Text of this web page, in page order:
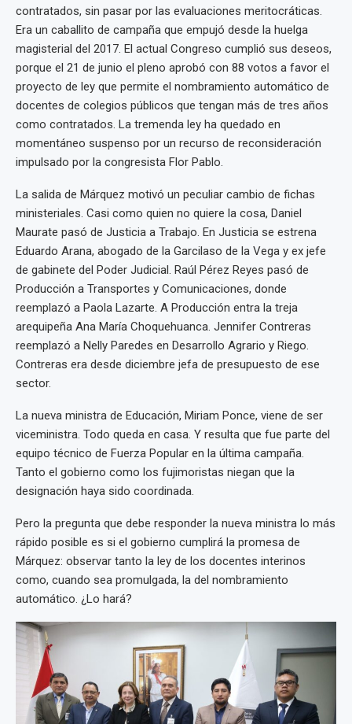
contratados, sin pasar por las evaluaciones meritocráticas.
Era un caballito de campaña que empujó desde la huelga
magisterial del 2017. El actual Congreso cumplió sus deseos,
porque el 21 de junio el pleno aprobó con 88 votos a favor el
proyecto de ley que permite el nombramiento automático de
docentes de colegios públicos que tengan más de tres años
como contratados. La tremenda ley ha quedado en
momentáneo suspenso por un recurso de reconsideración
impulsado por la congresista Flor Pablo.
La salida de Márquez motivó un peculiar cambio de fichas
ministeriales. Casi como quien no quiere la cosa, Daniel
Maurate pasó de Justicia a Trabajo. En Justicia se estrena
Eduardo Arana, abogado de la Garcilaso de la Vega y ex jefe
de gabinete del Poder Judicial. Raúl Pérez Reyes pasó de
Producción a Transportes y Comunicaciones, donde
reemplazó a Paola Lazarte. A Producción entra la treja
arequipeña Ana María Choquehuanca. Jennifer Contreras
reemplazó a Nelly Paredes en Desarrollo Agrario y Riego.
Contreras era desde diciembre jefa de presupuesto de ese
sector.
La nueva ministra de Educación, Miriam Ponce, viene de ser
viceministra. Todo queda en casa. Y resulta que fue parte del
equipo técnico de Fuerza Popular en la última campaña.
Tanto el gobierno como los fujimoristas niegan que la
designación haya sido coordinada.
Pero la pregunta que debe responder la nueva ministra lo más
rápido posible es si el gobierno cumplirá la promesa de
Márquez: observar tanto la ley de los docentes interinos
como, cuando sea promulgada, la del nombramiento
automático. ¿Lo hará?